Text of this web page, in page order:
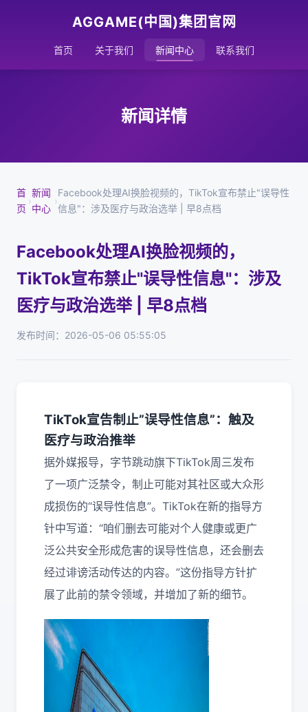
AGGAME(中国)集团官网
首页 关于我们 新闻中心 联系我们
新闻详情
首
页
›
新闻
中心
›
Facebook处理AI换脸视频的，TikTok宣布禁止"误导性
信息"：涉及医疗与政治选举 | 早8点档
Facebook处理AI换脸视频的，
TikTok宣布禁止"误导性信息"：涉及
医疗与政治选举 | 早8点档
发布时间：2026-05-06 05:55:05
TikTok宣告制止”误导性信息”：触及
医疗与政治推举
据外媒报导，字节跳动旗下TikTok周三发布
了一项广泛禁令，制止可能对其社区或大众形
成损伤的“误导性信息”。TikTok在新的指导方
针中写道：“咱们删去可能对个人健康或更广
泛公共安全形成危害的误导性信息，还会删去
经过诽谤活动传达的内容。”这份指导方针扩
展了此前的禁令领域，并增加了新的细节。